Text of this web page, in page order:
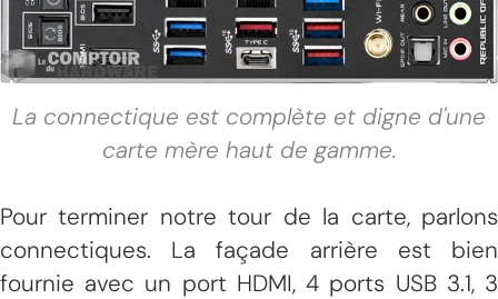
La connectique est complète et digne d'une
carte mère haut de gamme.
Pour terminer notre tour de la carte, parlons
connectiques. La façade arrière est bien
fournie avec un port HDMI, 4 ports USB 3.1, 3